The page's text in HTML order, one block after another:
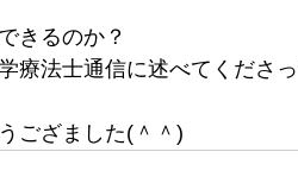
きるのか？
法士通信に述べてくださっ
ござました(＾＾)